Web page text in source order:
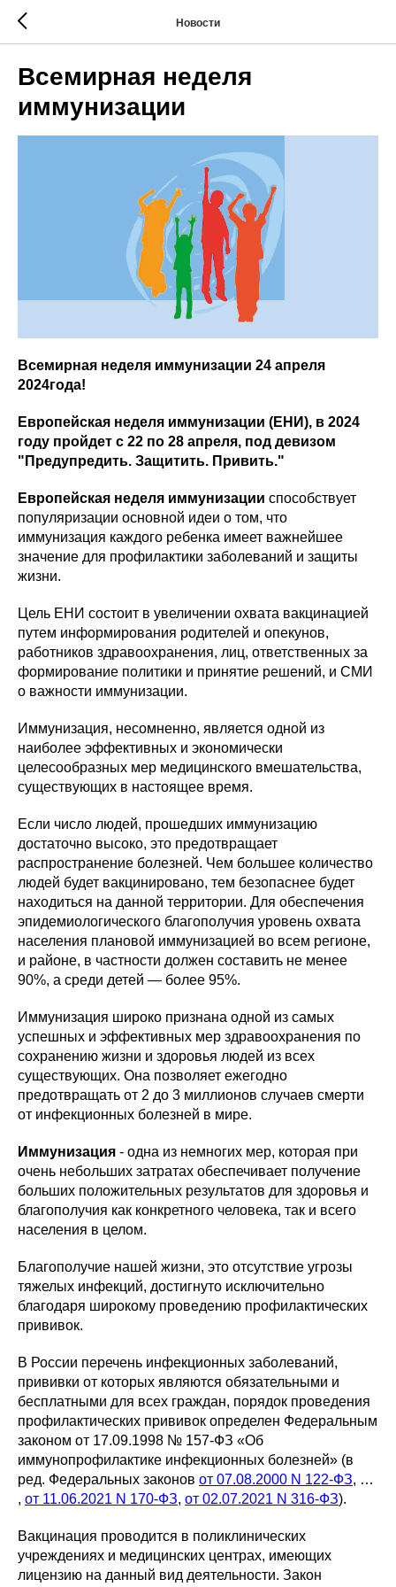
Новости
Всемирная неделя
иммунизации
Всемирная неделя иммунизации 24 апреля
2024года!
Европейская неделя иммунизации (ЕНИ), в 2024
году пройдет с 22 по 28 апреля, под девизом
"Предупредить. Защитить. Привить."
Европейская неделя иммунизации способствует
популяризации основной идеи о том, что
иммунизация каждого ребенка имеет важнейшее
значение для профилактики заболеваний и защиты
жизни.
Цель ЕНИ состоит в увеличении охвата вакцинацией
путем информирования родителей и опекунов,
работников здравоохранения, лиц, ответственных за
формирование политики и принятие решений, и СМИ
о важности иммунизации.
Иммунизация, несомненно, является одной из
наиболее эффективных и экономически
целесообразных мер медицинского вмешательства,
существующих в настоящее время.
Если число людей, прошедших иммунизацию
достаточно высоко, это предотвращает
распространение болезней. Чем большее количество
людей будет вакцинировано, тем безопаснее будет
находиться на данной территории. Для обеспечения
эпидемиологического благополучия уровень охвата
населения плановой иммунизацией во всем регионе,
и районе, в частности должен составить не менее
90%, а среди детей — более 95%.
Иммунизация широко признана одной из самых
успешных и эффективных мер здравоохранения по
сохранению жизни и здоровья людей из всех
существующих. Она позволяет ежегодно
предотвращать от 2 до 3 миллионов случаев смерти
от инфекционных болезней в мире.
Иммунизация - одна из немногих мер, которая при
очень небольших затратах обеспечивает получение
больших положительных результатов для здоровья и
благополучия как конкретного человека, так и всего
населения в целом.
Благополучие нашей жизни, это отсутствие угрозы
тяжелых инфекций, достигнуто исключительно
благодаря широкому проведению профилактических
прививок.
В России перечень инфекционных заболеваний,
прививки от которых являются обязательными и
бесплатными для всех граждан, порядок проведения
профилактических прививок определен Федеральным
законом от 17.09.1998 № 157-ФЗ «Об
иммунопрофилактике инфекционных болезней» (в
ред. Федеральных законов от 07.08.2000 N 122-ФЗ, …
, от 11.06.2021 N 170-ФЗ, от 02.07.2021 N 316-ФЗ).
Вакцинация проводится в поликлинических
учреждениях и медицинских центрах, имеющих
лицензию на данный вид деятельности. Закон